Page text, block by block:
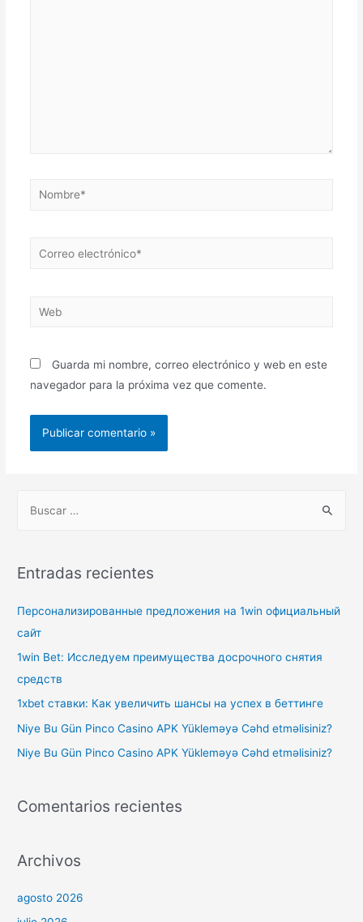
Nombre*
Correo
Web
Guarda mi nombre, correo electrónico y web en este
navegador para la próxima vez que comente.
c
r
p
o
r
:
Entradas recientes
Персонализированные предложения на 1win официальный
сайт
1win Bet: Исследуем преимущества досрочного снятия
средств
1xbet ставки: Как увеличить шансы на успех в беттинге
Niye Bu Gün Pinco Casino APK Yükleməyə Cəhd etməlisiniz?
Niye Bu Gün Pinco Casino APK Yükleməyə Cəhd etməlisiniz?
Comentarios recientes
Archivos
agosto 2026